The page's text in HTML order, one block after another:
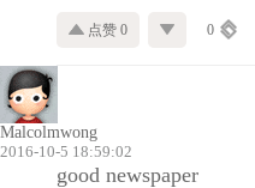
点赞 0 0
Malcolmwong
2016-10-5 18:59:02
good newspaper